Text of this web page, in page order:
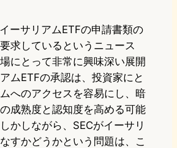
ーサリアムETFの申請書類の
求しているというニュース
にとって非常に興味深い展開
ムETFの承認は、投資家にと
へのアクセスを容易にし、暗
成熟度と認知度を高める可能
かしながら、SECがイーサリ
すかどうかという問題は、こ